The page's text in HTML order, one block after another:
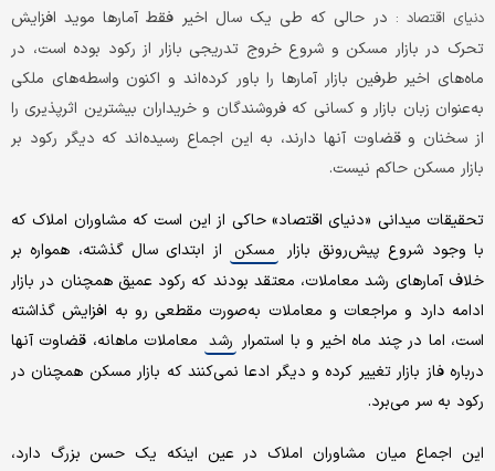
دنیای اقتصاد : در حالی که طی یک سال اخیر فقط آمارها موید افزایش
تحرک در بازار مسکن و شروع خروج تدریجی بازار از رکود بوده است، در
ماه‌های اخیر طرفین بازار آمارها را باور کرده‌اند و اکنون واسطه‌های ملکی
به‌عنوان زبان بازار و کسانی که فروشندگان و خریداران بیشترین اثرپذیری را
از سخنان و قضاوت آنها دارند، به این اجماع رسیده‌اند که دیگر رکود بر
بازار مسکن حاکم نیست.
تحقیقات میدانی «دنیای اقتصاد» حاکی از این است که مشاوران املاک که
با وجود شروع پیش‌رونق بازار
مسکن
از ابتدای سال گذشته، همواره بر
خلاف آمارهای رشد معاملات، معتقد بودند که رکود عمیق همچنان در بازار
ادامه دارد و مراجعات و معاملات به‌صورت مقطعی رو به افزایش گذاشته
است، اما در چند ماه اخیر و با استمرار رشد معاملات ماهانه، قضاوت آنها
درباره فاز بازار تغییر کرده و دیگر ادعا نمی‌کنند که بازار مسکن همچنان در
رکود به سر می‌برد.
این اجماع میان مشاوران املاک در عین اینکه یک حسن بزرگ دارد،